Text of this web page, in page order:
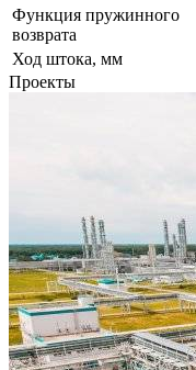
Функция пружинного
возврата
Ход штока, мм
Проекты